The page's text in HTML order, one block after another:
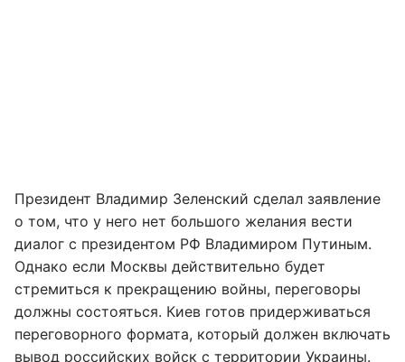
Президент Владимир Зеленский сделал заявление
о том, что у него нет большого желания вести
диалог с президентом РФ Владимиром Путиным.
Однако если Москвы действительно будет
стремиться к прекращению войны, переговоры
должны состояться. Киев готов придерживаться
переговорного формата, который должен включать
вывод российских войск с территории Украины.